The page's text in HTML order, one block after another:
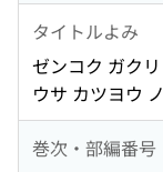
タイトルよみ
ゼンコク ガク
ウサ カツヨウ
巻次・部編番号